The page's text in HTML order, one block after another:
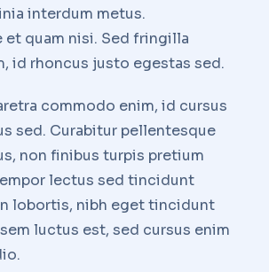
interdum metus.
et quam nisi. Sed fringilla
id rhoncus justo egestas sed.
commodo enim, id cursus
sed. Curabitur pellentesque
non finibus turpis pretium
lectus sed tincidunt
lobortis, nibh eget tincidunt
luctus est, sed cursus enim